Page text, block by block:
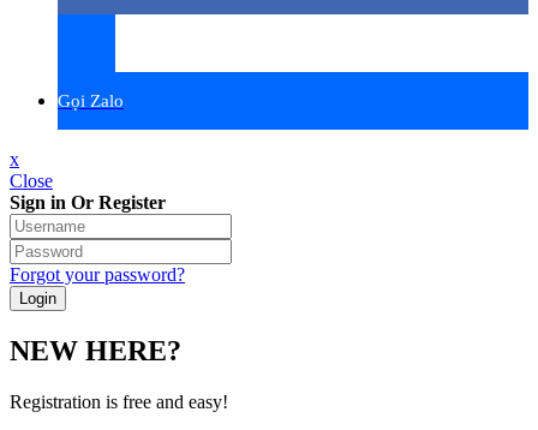
Gọi Zalo
x
Close
Sign in Or Register
Forgot your password?
NEW HERE?
Registration is free and easy!